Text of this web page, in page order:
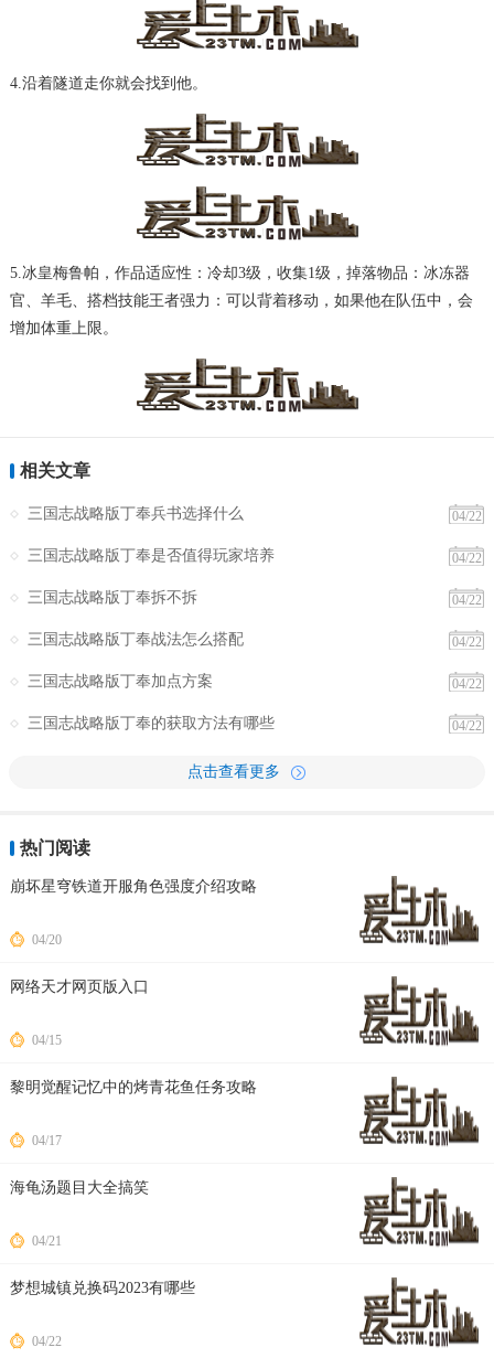
4.沿着隧道走你就会找到他。
5.冰皇梅鲁帕，作品适应性：冷却3级，收集1级，掉落物品：冰冻器
官、羊毛、搭档技能王者强力：可以背着移动，如果他在队伍中，会
增加体重上限。
相关文章
04/22
三国志战略版丁奉兵书选择什么
04/22
三国志战略版丁奉是否值得玩家培养
04/22
三国志战略版丁奉拆不拆
04/22
三国志战略版丁奉战法怎么搭配
04/22
三国志战略版丁奉加点方案
04/22
三国志战略版丁奉的获取方法有哪些
点击查看更多
热门阅读
崩坏星穹铁道开服角色强度介绍攻略
04/20
网络天才网页版入口
04/15
黎明觉醒记忆中的烤青花鱼任务攻略
04/17
海龟汤题目大全搞笑
04/21
梦想城镇兑换码2023有哪些
04/22